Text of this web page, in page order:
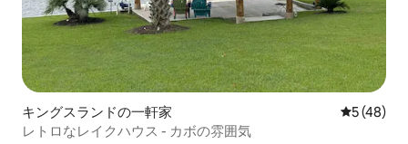
キングスランドの一軒家 レビュー
5 (48)
レトロなレイクハウス - カボの雰囲気